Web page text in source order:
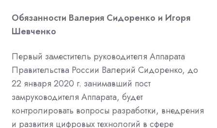
Обязанности Валерия Сидоренко и Игоря
Шевченко
Первый заместитель руководителя Аппарата
Правительства России Валерий Сидоренко, до
22 января 2020 г. занимавший пост
замруководителя Аппарата, будет
контролировать вопросы разработки, внедрения
и развития цифровых технологий в сфере